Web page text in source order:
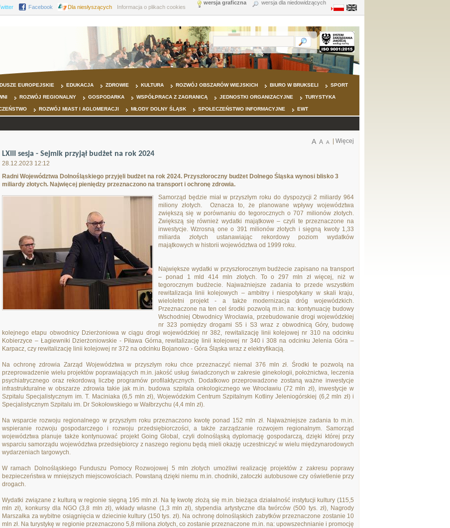
Facebook Dla niesłyszących Informacja o plikach cookies
wersja graficzna wersja dla niedowidzących
EUROPEJSKIE EDUKACJA ZDROWIE KULTURA ROZWÓJ OBSZARÓW WIEJSKICH BIURO W BRUKSELI SPORT
ROZWÓJ REGIONALNY GOSPODARKA WSPÓŁPRACA Z ZAGRANICĄ JEDNOSTKI ORGANIZACYJNE TURYSTYKA
ROZWÓJ MIAST I AGLOMERACJI MŁODY DOLNY ŚLĄSK SPOŁECZEŃSTWO INFORMACYJNE EWT
Więcej
A A A
LXIII sesja - Sejmik przyjął budżet na rok 2024
28.12.2023 12:12
Radni Województwa Dolnośląskiego przyjęli budżet na rok 2024. Przyszłoroczny budżet Dolnego Śląska wynosi blisko 3
miliardy złotych. Najwięcej pieniędzy przeznaczono na transport i ochronę zdrowia.
Samorząd będzie miał w przyszłym roku do dyspozycji 2 miliardy 964
miliony złotych. Oznacza to, że planowane wpływy województwa
zwiększą się w porównaniu do tegorocznych o 707 milionów złotych.
Zwiększą się również wydatki majątkowe – czyli te przeznaczone na
inwestycje. Wzrosną one o 391 milionów złotych i sięgną kwoty 1,33
miliarda złotych ustanawiając rekordowy poziom wydatków
majątkowych w historii województwa od 1999 roku.
Największe wydatki w przyszłorocznym budżecie zapisano na transport
– ponad 1 mld 414 mln złotych. To o 297 mln zł więcej, niż w
tegorocznym budżecie. Najważniejsze zadania to przede wszystkim
rewitalizacja linii kolejowych – ambitny i niespotykany w skali kraju,
wieloletni projekt - a także modernizacja dróg wojewódzkich.
Przeznaczone na ten cel środki pozwolą m.in. na: kontynuację budowy
Wschodniej Obwodnicy Wrocławia, przebudowanie drogi wojewódzkiej
nr 323 pomiędzy drogami S5 i S3 wraz z obwodnicą Góry, budowę
kolejnego etapu obwodnicy Dzierżoniowa w ciągu drogi wojewódzkiej nr 382, rewitalizację linii kolejowej nr 310 na odcinku
Kobierzyce – Łagiewniki Dzierżoniowskie - Piława Górna, rewitalizację linii kolejowej nr 340 i 308 na odcinku Jelenia Góra –
Karpacz, czy rewitalizację linii kolejowej nr 372 na odcinku Bojanowo - Góra Śląska wraz z elektryfikacją.
Na ochronę zdrowia Zarząd Województwa w przyszłym roku chce przeznaczyć niemal 376 mln zł. Środki te pozwolą na
przeprowadzenie wielu projektów poprawiających m.in. jakość usług świadczonych w zakresie ginekologii, położnictwa, leczenia
psychiatrycznego oraz rekordową liczbę programów profilaktycznych. Dodatkowo przeprowadzone zostaną ważne inwestycje
infrastrukturalne w obszarze zdrowia takie jak m.in. budowa szpitala onkologicznego we Wrocławiu (72 mln zł), inwestycje w
Szpitalu Specjalistycznym im. T. Maciniaka (6,5 mln zł), Wojewódzkim Centrum Szpitalnym Kotliny Jeleniogórskiej (6,2 mln zł) i
Specjalistycznym Szpitalu im. Dr Sokołowskiego w Wałbrzychu (4,4 mln zł).
Na wsparcie rozwoju regionalnego w przyszłym roku przeznaczono kwotę ponad 152 mln zł. Najważniejsze zadania to m.in.
wspieranie rozwoju gospodarczego i rozwoju przedsiębiorczości, a także zarządzanie rozwojem regionalnym. Samorząd
województwa planuje także kontynuować projekt Going Global, czyli dolnośląską dyplomację gospodarczą, dzięki której przy
wsparciu samorządu województwa przedsiębiorcy z naszego regionu będą mieli okazję uczestniczyć w wielu międzynarodowych
wydarzeniach targowych.
W ramach Dolnośląskiego Funduszu Pomocy Rozwojowej 5 mln złotych umożliwi realizację projektów z zakresu poprawy
bezpieczeństwa w mniejszych miejscowościach. Powstaną dzięki niemu m.in. chodniki, zatoczki autobusowe czy oświetlenie przy
drogach.
Wydatki związane z kulturą w regionie sięgną 195 mln zł. Na tę kwotę złożą się m.in. bieżąca działalność instytucji kultury (115,5
mln zł), konkursy dla NGO (3,8 mln zł), wkłady własne (1,3 mln zł), stypendia artystyczne dla twórców (500 tys. zł), Nagrody
Marszałka za wybitne osiągnięcia w dziecinie kultury (150 tys. zł). Na ochronę dolnośląskich zabytków przeznaczone zostanie 10
mln zł. Na turystykę w regionie przeznaczono 5,8 miliona złotych, co zostanie przeznaczone m.in. na: upowszechnianie i promocję